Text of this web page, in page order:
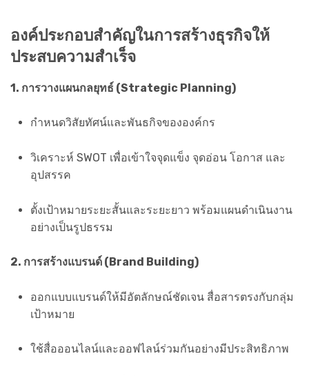
องค์ประกอบสำคัญในการสร้างธุรกิจให้
ประสบความสำเร็จ
1. การวางแผนกลยุทธ์ (Strategic Planning)
กำหนดวิสัยทัศน์และพันธกิจขององค์กร
วิเคราะห์ SWOT เพื่อเข้าใจจุดแข็ง จุดอ่อน โอกาส และ
อุปสรรค
ตั้งเป้าหมายระยะสั้นและระยะยาว พร้อมแผนดำเนินงาน
อย่างเป็นรูปธรรม
2. การสร้างแบรนด์ (Brand Building)
ออกแบบแบรนด์ให้มีอัตลักษณ์ชัดเจน สื่อสารตรงกับกลุ่ม
เป้าหมาย
ใช้สื่อออนไลน์และออฟไลน์ร่วมกันอย่างมีประสิทธิภาพ